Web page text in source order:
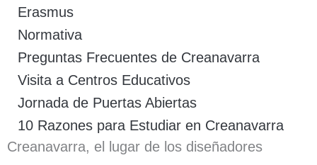
Erasmus
Normativa
Preguntas Frecuentes de Creanavarra
Visita a Centros Educativos
Jornada de Puertas Abiertas
10 Razones para Estudiar en Creanavarra
Creanavarra, el lugar de los diseñadores